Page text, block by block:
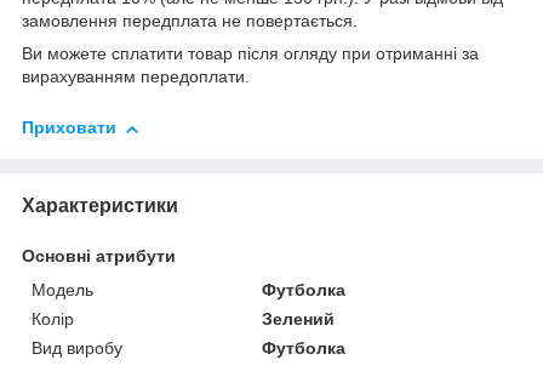
замовлення передплата не повертається.
Ви можете сплатити товар після огляду при отриманні за
вирахуванням передоплати.
Приховати
Характеристики
Основні атрибути
Модель
Футболка
Колір
Зелений
Вид виробу
Футболка